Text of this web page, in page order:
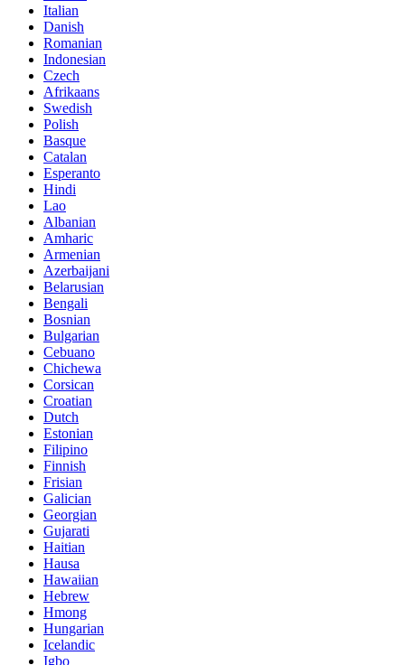
Italian
Danish
Romanian
Indonesian
Czech
Afrikaans
Swedish
Polish
Basque
Catalan
Esperanto
Hindi
Lao
Albanian
Amharic
Armenian
Azerbaijani
Belarusian
Bengali
Bosnian
Bulgarian
Cebuano
Chichewa
Corsican
Croatian
Dutch
Estonian
Filipino
Finnish
Frisian
Galician
Georgian
Gujarati
Haitian
Hausa
Hawaiian
Hebrew
Hmong
Hungarian
Icelandic
Igbo